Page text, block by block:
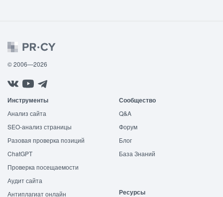
© 2006—2026
Инструменты
Анализ сайта
SEO-анализ страницы
Разовая проверка позиций
ChatGPT
Проверка посещаемости
Аудит сайта
Антиплагиат онлайн
Сообщество
Q&A
Форум
Блог
База Знаний
Ресурсы